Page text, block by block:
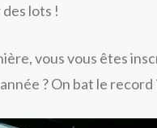
lots !
vous vous êtes
? On bat le record